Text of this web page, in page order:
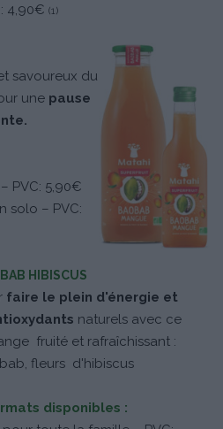
4,90€ (1)
savoureux du
une pause
PVC: 5,90€
solo – PVC:
HIBISCUS
faire le plein d'énergie et
naturels avec ce
fruité et rafraîchissant :
fleurs d'hibiscus
disponibles :